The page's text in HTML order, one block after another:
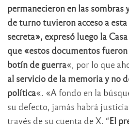
permanecieron en las sombras
de turno tuvieron acceso a
secreta», expresó luego la
que «estos documentos
botín de guerra«, por lo que
al servicio de la memoria y no
política«. «A fondo en la
su defecto, jamás habrá
través de su cuenta de X. “El